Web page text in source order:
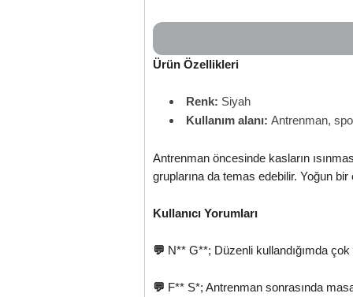
Ürün Özellikleri
Renk: Siyah
Kullanım alanı: Antrenman,
Antrenman öncesinde kasların
gruplarına da temas edebilir. Yoğun
Kullanıcı Yorumları
💬 N** G**; Düzenli kullandığımda çok
💬 F** S*; Antrenman sonrasında